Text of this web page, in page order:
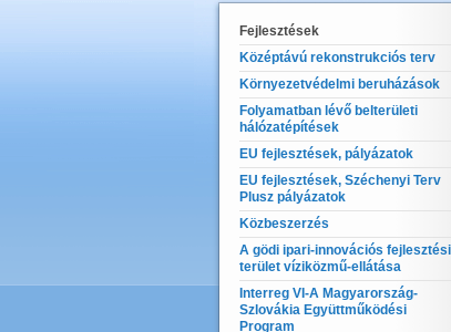
Fejlesztések
Középtávú rekonstrukciós terv
Környezetvédelmi beruházások
Folyamatban lévő belterületi
hálózatépítések
EU fejlesztések, pályázatok
EU fejlesztések, Széchenyi Terv
Plusz pályázatok
Közbeszerzés
A gödi ipari-innovációs fejlesztési
terület víziközmű-ellátása
Interreg VI-A Magyarország-
Szlovákia Együttműködési
Program